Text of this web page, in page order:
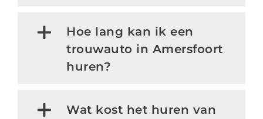
Hoe lang kan ik een
trouwauto in Amersfoort
huren?
Wat kost het huren van